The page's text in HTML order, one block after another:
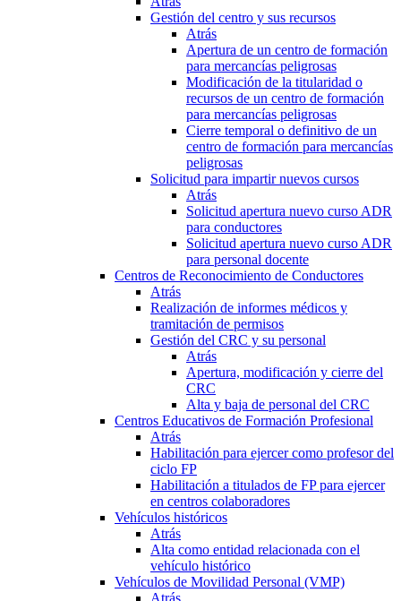
Gestión del centro y sus recursos
Atrás
Apertura de un centro de formación
para mercancías peligrosas
Modificación de la titularidad o
recursos de un centro de formación
para mercancías peligrosas
Cierre temporal o definitivo de un
centro de formación para mercancías
peligrosas
Solicitud para impartir nuevos cursos
Atrás
Solicitud apertura nuevo curso ADR
para conductores
Solicitud apertura nuevo curso ADR
para personal docente
Centros de Reconocimiento de Conductores
Atrás
Realización de informes médicos y
tramitación de permisos
Gestión del CRC y su personal
Atrás
Apertura, modificación y cierre del
CRC
Alta y baja de personal del CRC
Centros Educativos de Formación Profesional
Atrás
Habilitación para ejercer como profesor del
ciclo FP
Habilitación a titulados de FP para ejercer
en centros colaboradores
Vehículos históricos
Atrás
Alta como entidad relacionada con el
vehículo histórico
Vehículos de Movilidad Personal (VMP)